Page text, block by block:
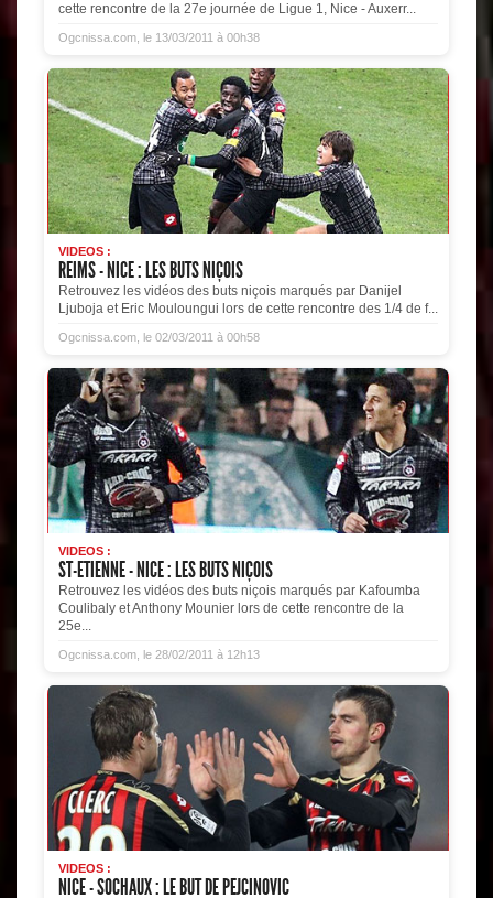
cette rencontre de la 27e journée de Ligue 1, Nice - Auxerr...
Ogcnissa.com, le 13/03/2011 à 00h38
VIDEOS :
REIMS - NICE : LES BUTS NIÇOIS
Retrouvez les vidéos des buts niçois marqués par Danijel
Ljuboja et Eric Mouloungui lors de cette rencontre des 1/4 de f...
Ogcnissa.com, le 02/03/2011 à 00h58
VIDEOS :
ST-ETIENNE - NICE : LES BUTS NIÇOIS
Retrouvez les vidéos des buts niçois marqués par Kafoumba
Coulibaly et Anthony Mounier lors de cette rencontre de la
25e...
Ogcnissa.com, le 28/02/2011 à 12h13
VIDEOS :
NICE - SOCHAUX : LE BUT DE PEJCINOVIC